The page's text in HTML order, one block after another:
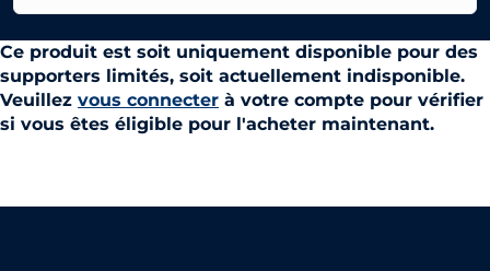
Ce produit est soit uniquement disponible pour des
supporters limités, soit actuellement indisponible.
Veuillez vous connecter à votre compte pour vérifier
si vous êtes éligible pour l'acheter maintenant.